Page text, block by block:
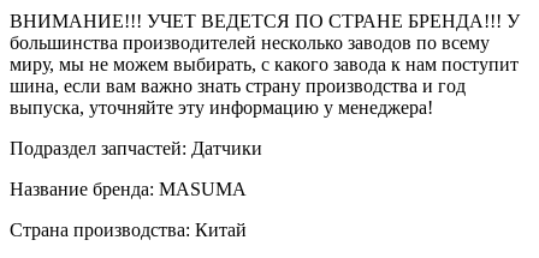
ВНИМАНИЕ!!! УЧЕТ ВЕДЕТСЯ ПО СТРАНЕ БРЕНДА!!! У
большинства производителей несколько заводов по всему
миру, мы не можем выбирать, с какого завода к нам поступит
шина, если вам важно знать страну производства и год
выпуска, уточняйте эту информацию у менеджера!
Подраздел запчастей: Датчики
Название бренда: MASUMA
Страна производства: Китай